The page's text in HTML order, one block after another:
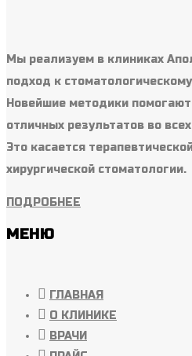
Мы реализуем в клиниках
подход к
Новейшие методики
отличных результатов во
Это касается
хирургической стоматологии.
ПОДРОБНЕЕ
МЕНЮ
ГЛАВНАЯ
О КЛИНИКЕ
ВРАЧИ